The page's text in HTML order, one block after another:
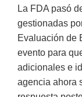
La FDA pasó
gestionadas
Evaluación de
evento para
adicionales e
agencia ahora